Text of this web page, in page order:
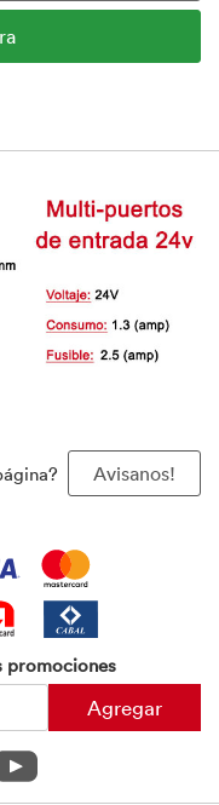
Avisanos!
promociones
Agregar